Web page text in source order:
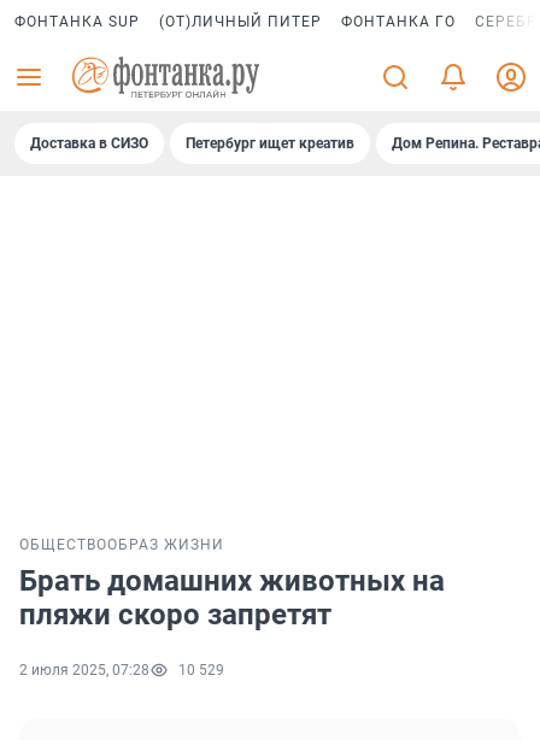
ФОНТАНКА SUP (ОТ)ЛИЧНЫЙ ПИТЕР ФОНТАНКА ГО
Доставка в СИЗО Петербург ищет креатив Дом Репина.
ОБЩЕСТВООБРАЗ ЖИЗНИ
Брать домашних животных на
пляжи скоро запретят
2 июля 2025, 07:28 10 529